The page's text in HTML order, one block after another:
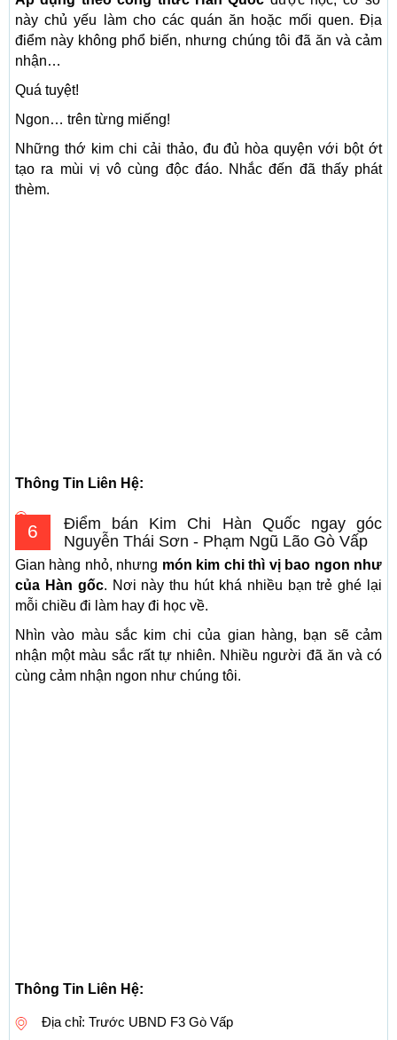
này chủ yếu làm cho các quán ăn hoặc mối quen. Địa
điểm này không phổ biến, nhưng chúng tôi đã ăn và cảm
nhận…
Quá tuyệt!
Ngon… trên từng miếng!
Những thớ kim chi cải thảo, đu đủ hòa quyện với bột ớt
tạo ra mùi vị vô cùng độc đáo. Nhắc đến đã thấy phát
thèm.
Thông Tin Liên Hệ:
6
Điểm bán Kim Chi Hàn Quốc ngay góc
Nguyễn Thái Sơn - Phạm Ngũ Lão Gò Vấp
Gian hàng nhỏ, nhưng món kim chi thì vị bao ngon như
của Hàn gốc. Nơi này thu hút khá nhiều bạn trẻ ghé lại
mỗi chiều đi làm hay đi học về.
Nhìn vào màu sắc kim chi của gian hàng, bạn sẽ cảm
nhận một màu sắc rất tự nhiên. Nhiều người đã ăn và có
cùng cảm nhận ngon như chúng tôi.
Thông Tin Liên Hệ:
Địa chỉ: Trước UBND F3 Gò Vấp